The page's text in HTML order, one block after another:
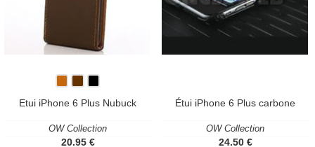
Etui iPhone 6 Plus Nubuck
OW Collection
20.95 €
Étui iPhone 6 Plus carbone
OW Collection
24.50 €